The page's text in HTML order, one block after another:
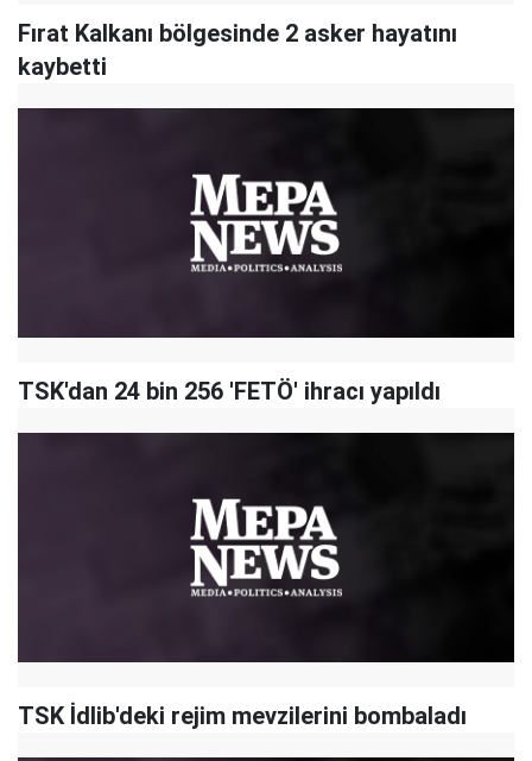
Fırat Kalkanı bölgesinde 2 asker hayatını
kaybetti
TSK'dan 24 bin 256 'FETÖ' ihracı yapıldı
TSK İdlib'deki rejim mevzilerini bombaladı